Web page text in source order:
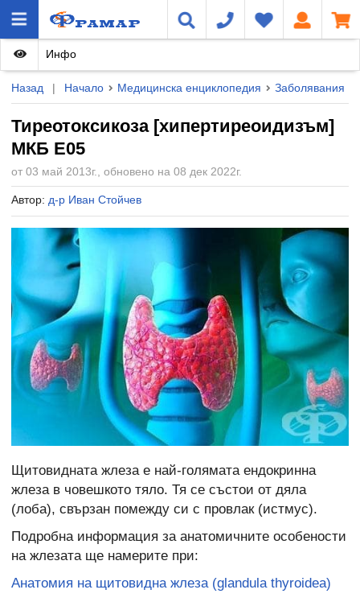
Назад | Начало Медицинска енциклопедия Заболявания
Тиреотоксикоза [хипертиреоидизъм]
МКБ E05
от 03 май 2013г., обновено на 08 дек 2022г.
Автор: д-р Иван Стойчев
Инфо
Щитовидната жлеза е най-голямата ендокринна
жлеза в човешкото тяло. Тя се състои от дяла
(лоба), свързан помежду си с провлак (истмус).
Подробна информация за анатомичните особености
на жлезата ще намерите при:
Анатомия на щитовидна жлеза (glandula thyroidea)